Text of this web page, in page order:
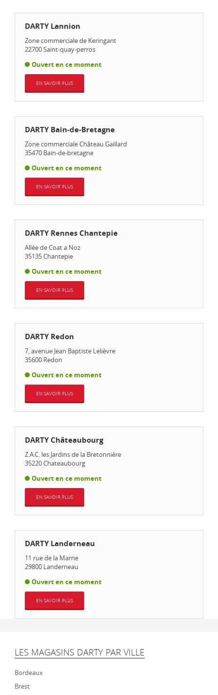
DARTY Lannion
Zone commerciale de Keringant
22700Saint-quay-perros
Ouvert en ce moment
EN SAVOIR PLUS
DARTY Bain-de-Bretagne
Zone commerciale Château Gaillard
35470 Bain-de-bretagne
Ouvert en ce moment
EN SAVOIR PLUS
DARTY Rennes Chantepie
Allée de Coat a Noz
35135Chantepie
Ouvert en ce moment
EN SAVOIR PLUS
DARTY Redon
7, avenue Jean Baptiste Lelièvre
35600 Redon
Ouvert en ce moment
EN SAVOIR PLUS
DARTY Châteaubourg
Z.A.C. les Jardins de la Bretonnière
35220Chateaubourg
Ouvert en ce moment
EN SAVOIR PLUS
DARTY Landerneau
11 rue de la Marne
29800 Landerneau
Ouvert en ce moment
EN SAVOIR PLUS
LES MAGASINS DARTY PAR VILLE
Bordeaux
Brest